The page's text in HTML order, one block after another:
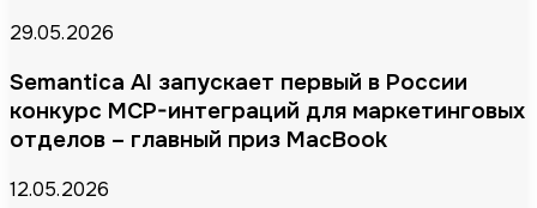
29.05.2026
Semantica AI запускает первый в России
конкурс MCP-интеграций для маркетинговых
отделов – главный приз MacBook
12.05.2026